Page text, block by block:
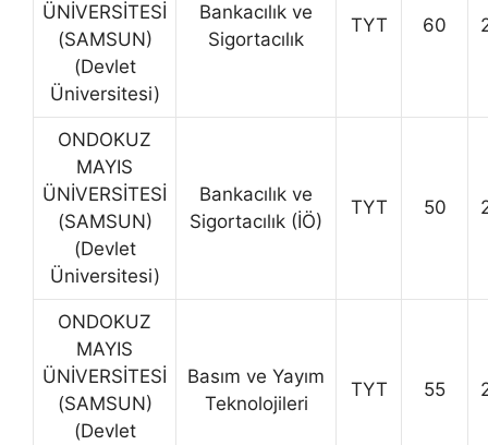
ÜNİVERSİTESİ
(SAMSUN)
(Devlet
Üniversitesi)
Bankacılık ve
Sigortacılık
TYT 60
ONDOKUZ
MAYIS
ÜNİVERSİTESİ
(SAMSUN)
(Devlet
Üniversitesi)
Bankacılık ve
Sigortacılık (İÖ)
TYT 50
ONDOKUZ
MAYIS
ÜNİVERSİTESİ
(SAMSUN)
(Devlet
Basım ve Yayım
Teknolojileri
TYT 55